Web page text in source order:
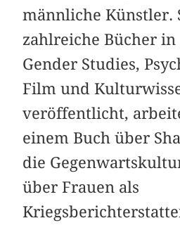
männliche Künstler.
zahlreiche Bücher in
Gender Studies,
Film und
veröffentlicht,
einem Buch über
die
über Frauen als